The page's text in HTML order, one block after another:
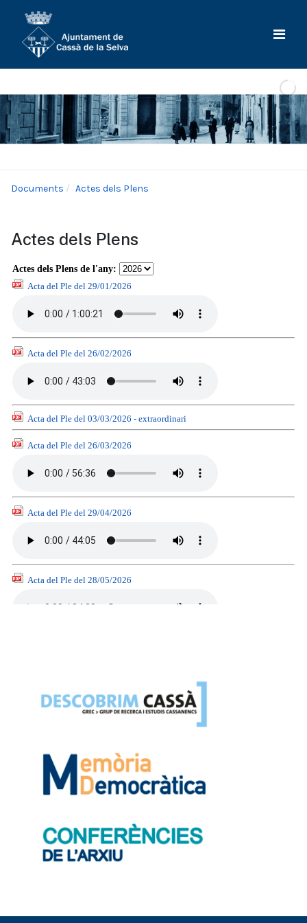
Documents Actes dels Plens
Actes dels Plens